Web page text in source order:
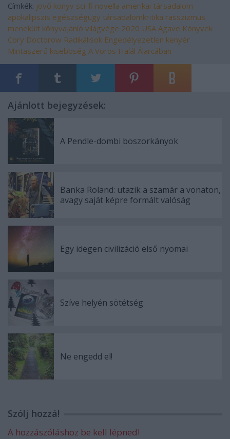
Címkék: jövő könyv sci-fi novella amerikai társadalom
apokalipszis egészségügy társadalomkritika rasszizmus
menekült könyvajánló világvége 2020 USA Agave Könyvek
Cory Doctorow Radikálisok Engedélyezetlen kenyér
Mintaszerű kisebbség A Vörös Halál Álarcában
Ajánlott bejegyzések:
A Pendle-dombi boszorkányok
Banka Roland: utazik a szamár a vonaton,
avagy saját képre formált valóság
Egy idegen civilizáció első nyomai
Szíve helyén sötétség
Ne engedd el!
Szólj hozzá!
A hozzászóláshoz be kell lépned!